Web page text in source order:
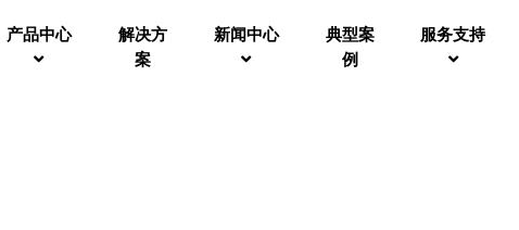
产品中心
解决方
案
新闻中心
典型案
例
服务支持